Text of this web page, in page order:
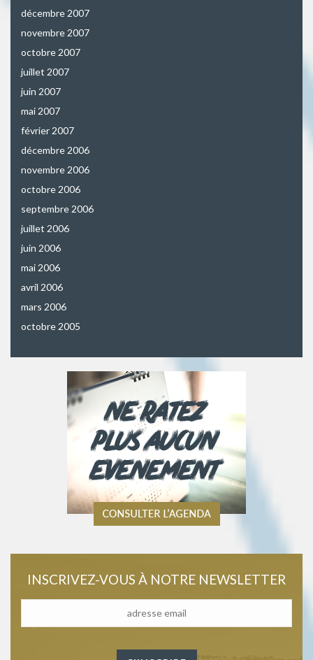
décembre 2007
novembre 2007
octobre 2007
juillet 2007
juin 2007
mai 2007
février 2007
décembre 2006
novembre 2006
octobre 2006
septembre 2006
juillet 2006
juin 2006
mai 2006
avril 2006
mars 2006
octobre 2005
INSCRIVEZ-VOUS À NOTRE NEWSLETTER